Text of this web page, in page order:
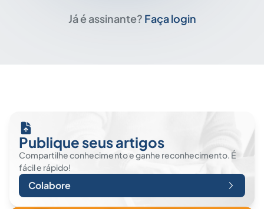
Já é assinante? Faça login
Publique seus artigos
Compartilhe conhecimento e ganhe reconhecimento. É
fácil e rápido!
Colabore